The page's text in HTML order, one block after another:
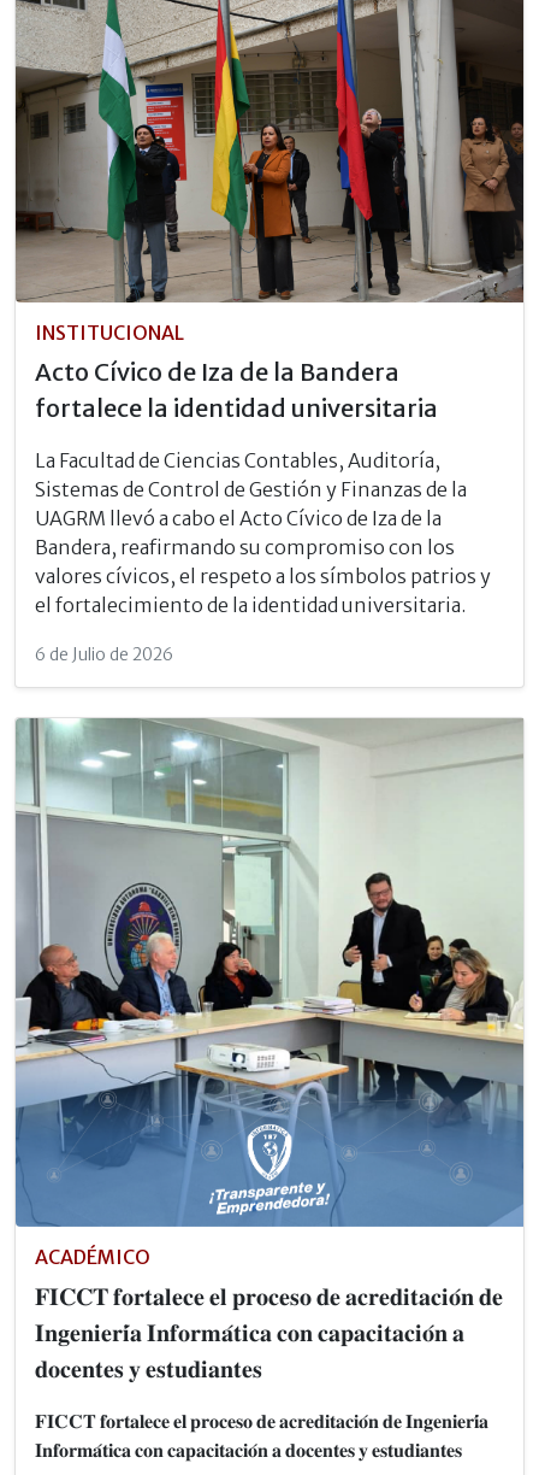
INSTITUCIONAL
Acto Cívico de Iza de la Bandera
fortalece la identidad universitaria
La Facultad de Ciencias Contables, Auditoría,
Sistemas de Control de Gestión y Finanzas de la
UAGRM llevó a cabo el Acto Cívico de Iza de la
Bandera, reafirmando su compromiso con los
valores cívicos, el respeto a los símbolos patrios y
el fortalecimiento de la identidad universitaria.
6 de Julio de 2026
ACADÉMICO
𝐅𝐈𝐂𝐂𝐓 𝐟𝐨𝐫𝐭𝐚𝐥𝐞𝐜𝐞 𝐞𝐥 𝐩𝐫𝐨𝐜𝐞𝐬𝐨 𝐝𝐞 𝐚𝐜𝐫𝐞𝐝𝐢𝐭𝐚𝐜𝐢𝐨́𝐧 𝐝𝐞
𝐈𝐧𝐠𝐞𝐧𝐢𝐞𝐫𝐢́𝐚 𝐈𝐧𝐟𝐨𝐫𝐦𝐚́𝐭𝐢𝐜𝐚 𝐜𝐨𝐧 𝐜𝐚𝐩𝐚𝐜𝐢𝐭𝐚𝐜𝐢𝐨́𝐧 𝐚
𝐝𝐨𝐜𝐞𝐧𝐭𝐞𝐬 𝐲 𝐞𝐬𝐭𝐮𝐝𝐢𝐚𝐧𝐭𝐞𝐬
𝐅𝐈𝐂𝐂𝐓 𝐟𝐨𝐫𝐭𝐚𝐥𝐞𝐜𝐞 𝐞𝐥 𝐩𝐫𝐨𝐜𝐞𝐬𝐨 𝐝𝐞 𝐚𝐜𝐫𝐞𝐝𝐢𝐭𝐚𝐜𝐢𝐨́𝐧 𝐝𝐞 𝐈𝐧𝐠𝐞𝐧𝐢𝐞𝐫𝐢́𝐚
𝐈𝐧𝐟𝐨𝐫𝐦𝐚́𝐭𝐢𝐜𝐚 𝐜𝐨𝐧 𝐜𝐚𝐩𝐚𝐜𝐢𝐭𝐚𝐜𝐢𝐨́𝐧 𝐚 𝐝𝐨𝐜𝐞𝐧𝐭𝐞𝐬 𝐲 𝐞𝐬𝐭𝐮𝐝𝐢𝐚𝐧𝐭𝐞𝐬